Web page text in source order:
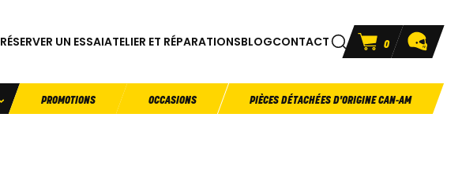
RÉSERVER UN ESSAIATELIER ET RÉPARATIONSBLOGCONTACT 0
PROMOTIONS OCCASIONS PIÈCES DÉTACHÉES D'ORIGINE CAN-AM